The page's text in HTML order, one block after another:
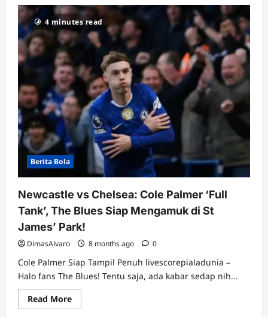
Nyesel
Abis!
Juan
Sebastian
Veron
Curhat
blakan
Soal
“Blunder”
Cabut
dari
MU
ke
Chelsea
4 minutes read
Berita Bola
Newcastle vs Chelsea: Cole Palmer ‘Full
Tank’, The Blues Siap Mengamuk di St
James’ Park!
DimasAlvaro 8 months ago 0
Cole Palmer Siap Tampil Penuh livescorepialadunia –
Halo fans The Blues! Tentu saja, ada kabar sedap nih...
Read MoreRead
more